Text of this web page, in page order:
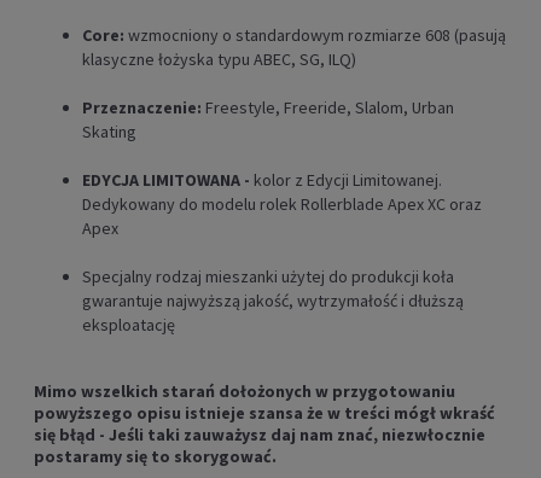
Core: wzmocniony o standardowym rozmiarze 608 (pasują
klasyczne łożyska typu ABEC, SG, ILQ)
Przeznaczenie: Freestyle, Freeride, Slalom, Urban
Skating
EDYCJA LIMITOWANA - kolor z Edycji Limitowanej.
Dedykowany do modelu rolek Rollerblade Apex XC oraz
Apex
Specjalny rodzaj mieszanki użytej do produkcji koła
gwarantuje najwyższą jakość, wytrzymałość i dłuższą
eksploatację
Mimo wszelkich starań dołożonych w przygotowaniu
powyższego opisu istnieje szansa że w treści mógł wkraść
się błąd - Jeśli taki zauważysz daj nam znać, niezwłocznie
postaramy się to skorygować.